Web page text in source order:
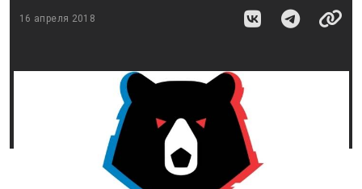
16 апреля 2018